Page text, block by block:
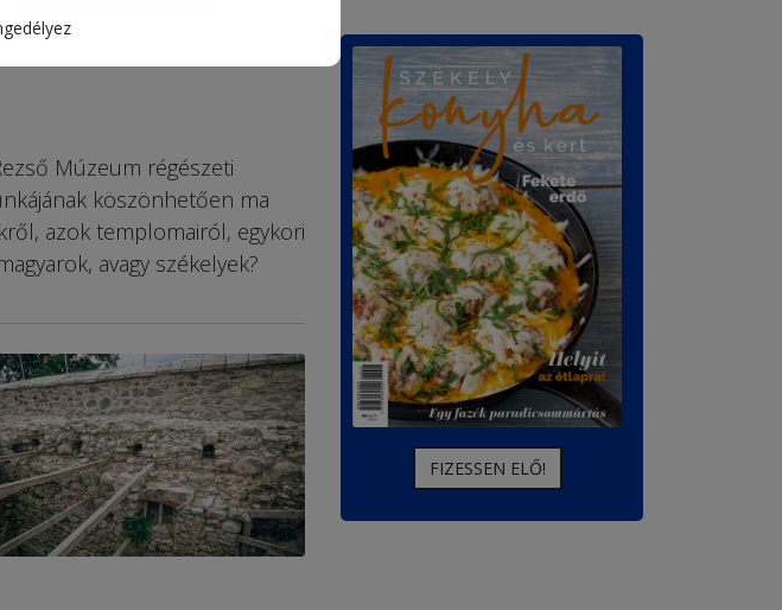
Múzeum régészeti
köszönhetően ma
azok templomairól, egykori
avagy székelyek?
FIZESSEN ELŐ!
FIZESSEN ELŐ!